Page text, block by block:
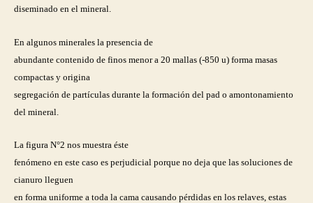
diseminado en el mineral.
En algunos minerales la presencia de
abundante contenido de finos menor a 20 mallas (-850 u) forma masas
compactas y origina
segregación de partículas durante la formación del pad o amontonamiento
del mineral.
La figura N°2 nos muestra éste
fenómeno en este caso es perjudicial porque no deja que las soluciones de
cianuro lleguen
en forma uniforme a toda la cama causando pérdidas en los relaves, estas